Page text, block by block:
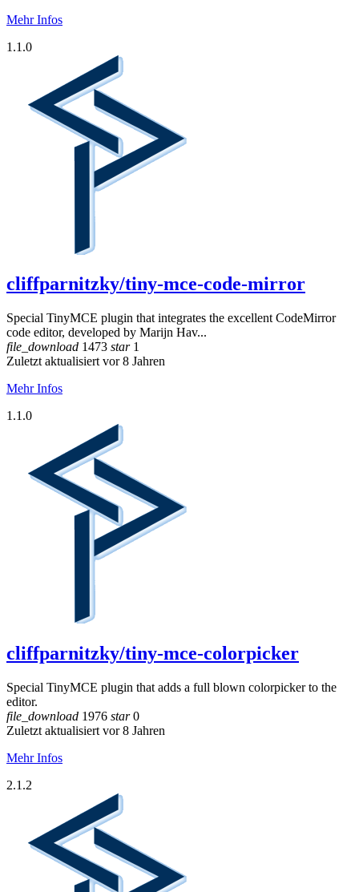
Mehr Infos
1.1.0
cliffparnitzky/tiny-mce-code-mirror
Special TinyMCE plugin that integrates the excellent CodeMirror
code editor, developed by Marijn Hav...
file_download 1473 star1
Zuletzt aktualisiert vor 8 Jahren
Mehr Infos
1.1.0
cliffparnitzky/tiny-mce-colorpicker
Special TinyMCE plugin that adds a full blown colorpicker to the
editor.
file_download 1976 star0
Zuletzt aktualisiert vor 8 Jahren
Mehr Infos
2.1.2